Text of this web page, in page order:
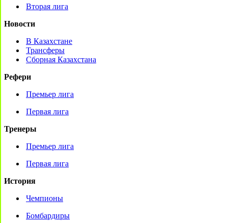
Вторая лига
Новости
В Казахстане
Трансферы
Сборная Казахстана
Рефери
Премьер лига
Первая лига
Тренеры
Премьер лига
Первая лига
История
Чемпионы
Бомбардиры